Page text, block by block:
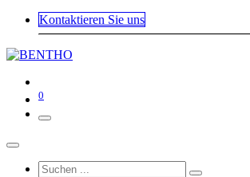
Kontaktieren Sie uns
0